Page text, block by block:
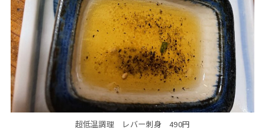
超低温調理 レバー刺身 490円